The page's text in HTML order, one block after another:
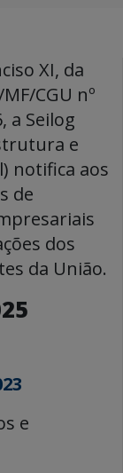
XI, da
CGU nº
a Seilog
e
notifica aos
de
dos
da União.
e